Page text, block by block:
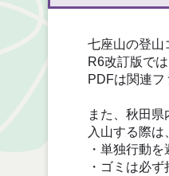
七座山の登山
R6改訂版で
PDFは関連フ
また、秋田県
入山する際は
・単独行動
・ゴミは必ず